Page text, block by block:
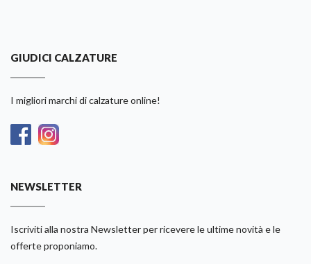
GIUDICI CALZATURE
I migliori marchi di calzature online!
NEWSLETTER
Iscriviti alla nostra Newsletter per ricevere le ultime novità e le
offerte proponiamo.